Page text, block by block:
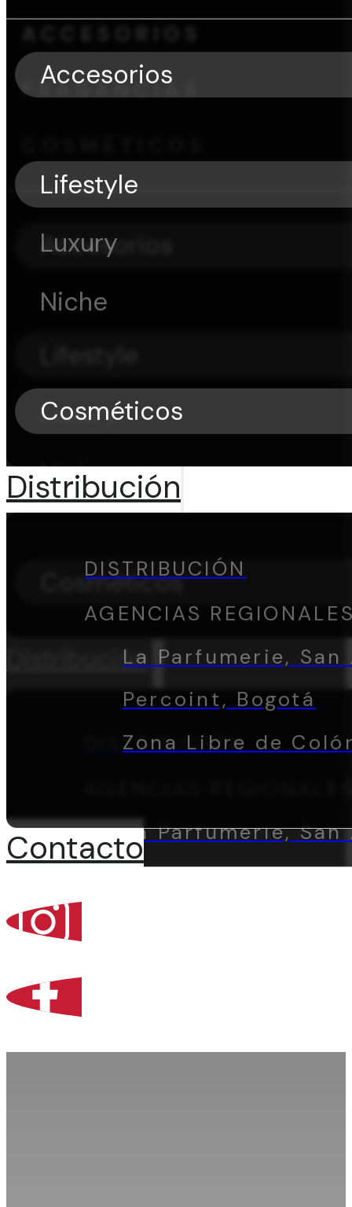
ACCESORIOS
FRAGANCIAS
Accesorios
Luxury
Niche
Cosméticos
Distribución
DISTRIBUCIÓN
La Parfumerie,
Percoint, Bogotá
Contacto
Accesorios
Lifestyle
Luxury
Niche
Cosméticos
Distribución
DISTRIBUCIÓN
AGENCIAS
La Parfumerie,
Percoint, Bogotá
Zona Libre de
Contacto